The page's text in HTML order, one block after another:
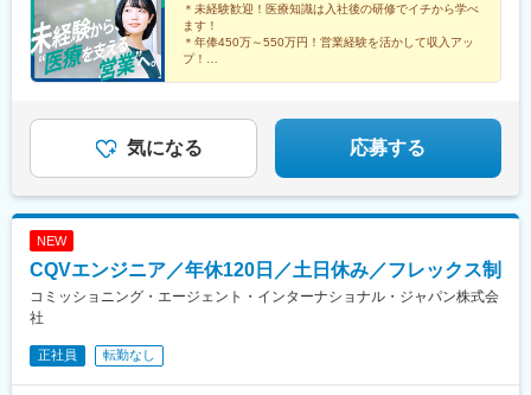
博多駅前2-19-24 大博センタービル6F＊JR・福岡市地下鉄各線
「博多駅」より徒歩5分
＊未経験歓迎！医療知識は入社後の研修でイチから学べ
ます！
＊年俸450万～550万円！営業経験を活かして収入アッ
プ！
気になる 応募する
NEW
CQVエンジニア／年休120日／土日休み／フレックス制
コミッショニング・エージェント・インターナショナル・ジャパン株式会
社
正社員 転勤なし